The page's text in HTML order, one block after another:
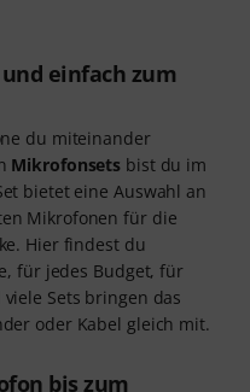
einfach zum
du miteinander
Mikrofonsets bist du im
bietet eine Auswahl an
Mikrofonen für die
Hier findest du
für jedes Budget, für
Sets bringen das
oder Kabel gleich mit.
bis zum